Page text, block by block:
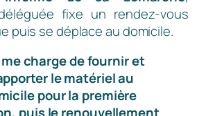
fixe un rendez-vous
puis se déplace au domicile.
me charge de fournir et
le matériel au
pour la première